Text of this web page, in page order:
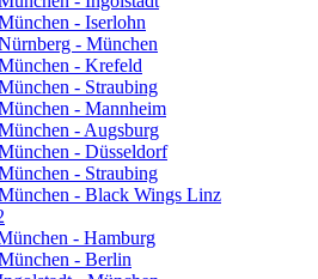
- Iserlohn
- München
- Krefeld
- Straubing
- Mannheim
- Augsburg
- Düsseldorf
- Straubing
- Black Wings Linz
- Hamburg
- Berlin